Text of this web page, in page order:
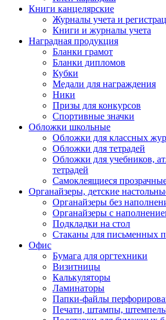
Книги канцелярские
Журналы учета и
Книги и журналы учета
Наградная продукция
Бланки грамот
Бланки дипломов
Кубки
Медали для награждения
Ники
Призы для конкурсов
Спортивные значки
Обложки школьные
Обложки для классных
Обложки для тетрадей
Обложки для учебников,
тетрадей
Самоклеящиеся
Органайзеры, детские
Органайзеры без
Органайзеры с
Подкладки на стол
Стаканы для письменных
Офис
Бумага для оргтехники
Визитницы
Калькуляторы
Ламинаторы
Папки-файлы
Печати, штампы,